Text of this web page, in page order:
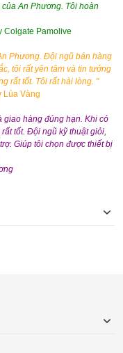
An Phương. Tôi hoàn
Colgate Pamolive
Phương. Đội ngũ bán hàng
tôi rất yên tâm và tin tưởng
rất tốt. Tôi rất hài lòng. "
Lúa Vàng
giao hàng đúng hạn. Khi có
tốt. Đội ngũ kỹ thuật giỏi,
Giúp tôi chọn được thiết bị